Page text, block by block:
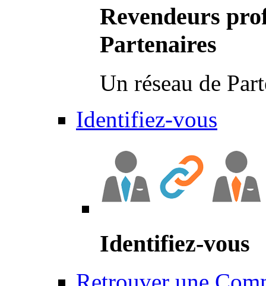
Revendeurs
Partenaires
Un réseau de
Identifiez-vous
Identifiez-vous